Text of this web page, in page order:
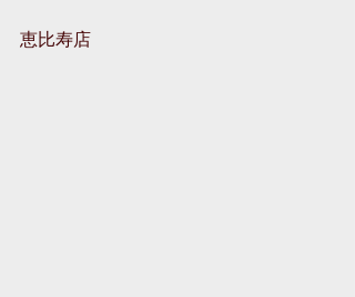
恵比寿店